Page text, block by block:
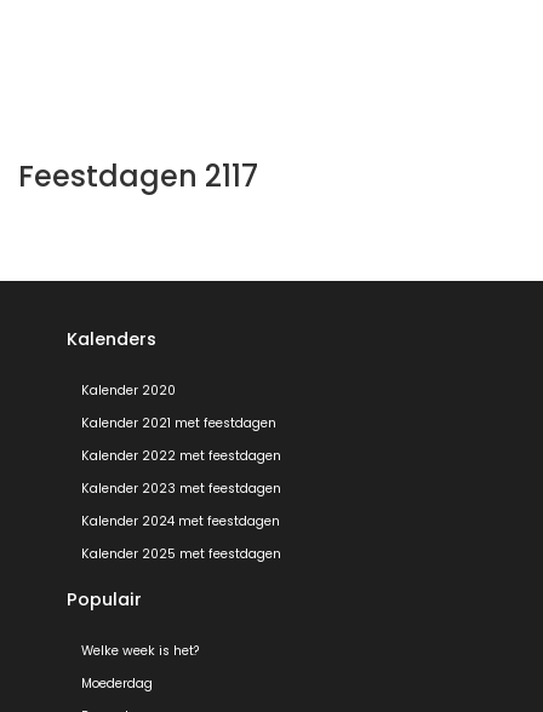
Feestdagen 2117
Kalenders
Kalender 2020
Kalender 2021 met feestdagen
Kalender 2022 met feestdagen
Kalender 2023 met feestdagen
Kalender 2024 met feestdagen
Kalender 2025 met feestdagen
Populair
Welke week is het?
Moederdag